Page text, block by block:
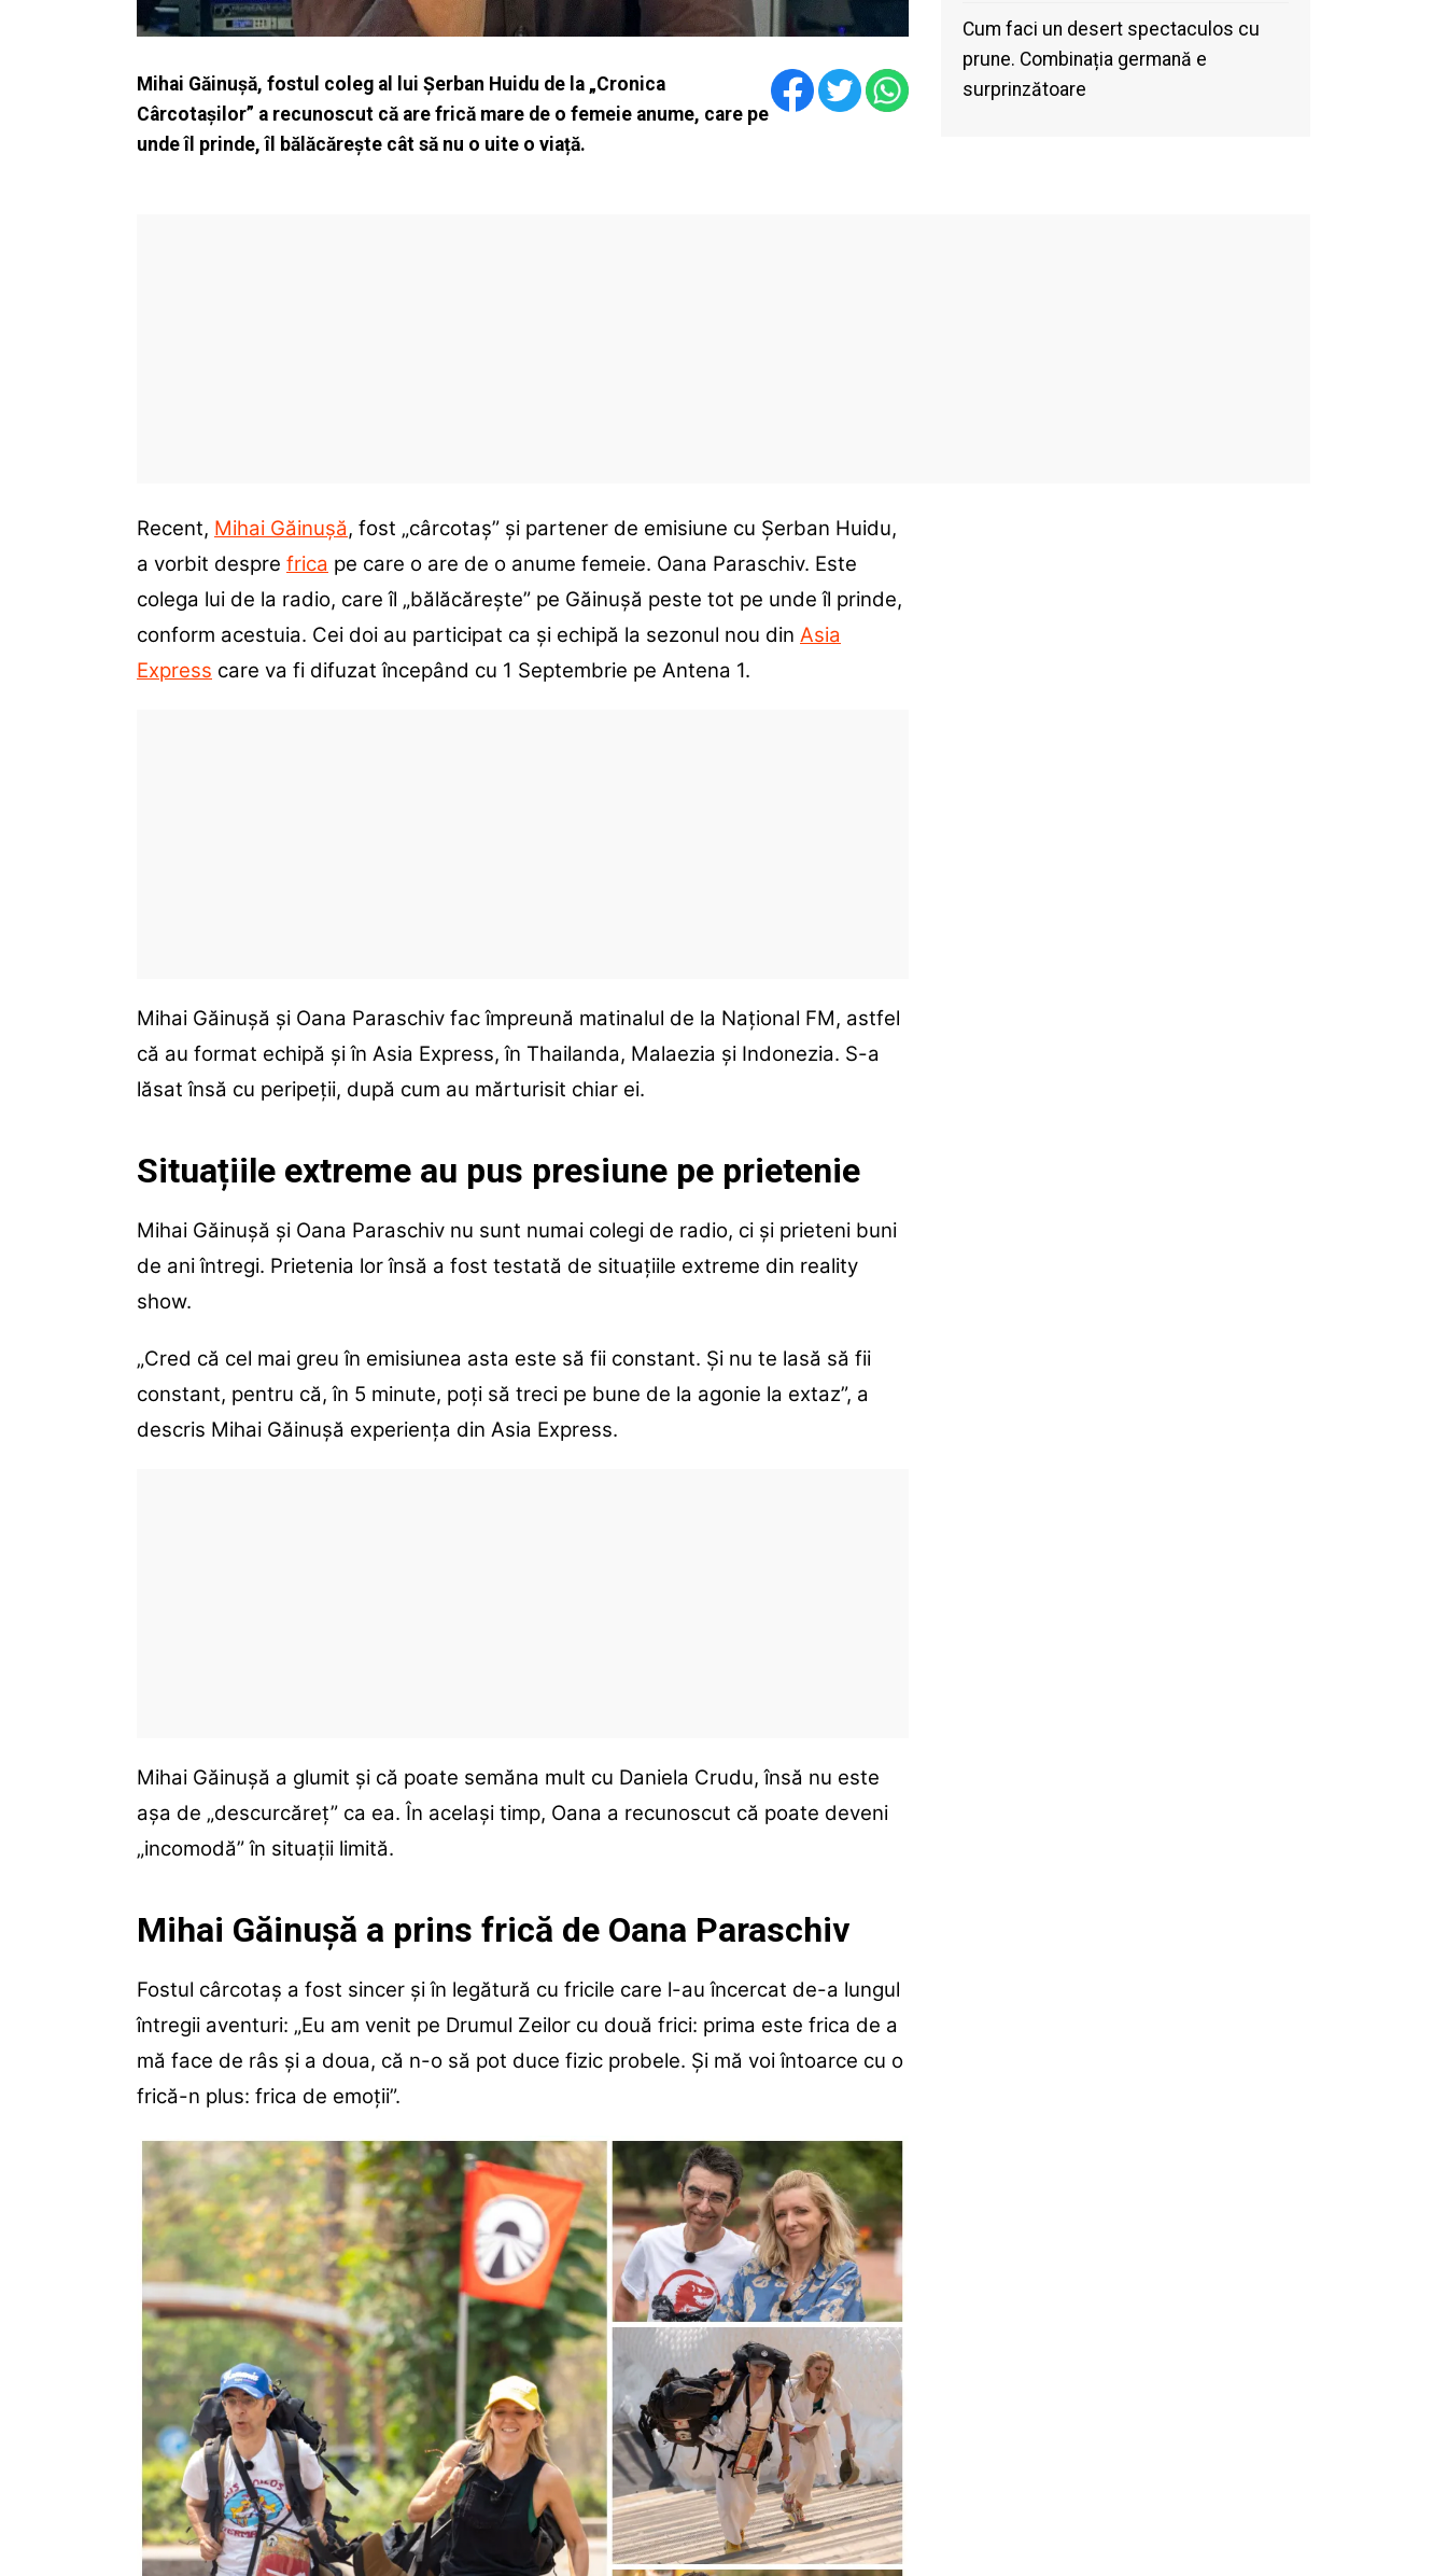
Mihai Găinușă, fostul coleg al lui Șerban Huidu de la „Cronica
Cârcotașilor” a recunoscut că are frică mare de o femeie anume, care pe
unde îl prinde, îl bălăcărește cât să nu o uite o viață.
Cum faci un desert spectaculos cu
prune. Combinația germană e
surprinzătoare
Recent, Mihai Găinușă, fost „cârcotaș” și partener de emisiune cu Șerban Huidu,
a vorbit despre frica pe care o are de o anume femeie. Oana Paraschiv. Este
colega lui de la radio, care îl „bălăcărește” pe Găinușă peste tot pe unde îl prinde,
conform acestuia. Cei doi au participat ca și echipă la sezonul nou din Asia
Express care va fi difuzat începând cu 1 Septembrie pe Antena 1.
Mihai Găinușă și Oana Paraschiv fac împreună matinalul de la Național FM, astfel
că au format echipă și în Asia Express, în Thailanda, Malaezia și Indonezia. S-a
lăsat însă cu peripeții, după cum au mărturisit chiar ei.
Situațiile extreme au pus presiune pe prietenie
Mihai Găinușă și Oana Paraschiv nu sunt numai colegi de radio, ci și prieteni buni
de ani întregi. Prietenia lor însă a fost testată de situațiile extreme din reality
show.
„Cred că cel mai greu în emisiunea asta este să fii constant. Și nu te lasă să fii
constant, pentru că, în 5 minute, poți să treci pe bune de la agonie la extaz”, a
descris Mihai Găinușă experiența din Asia Express.
Mihai Găinușă a glumit și că poate semăna mult cu Daniela Crudu, însă nu este
așa de „descurcăreț” ca ea. În același timp, Oana a recunoscut că poate deveni
„incomodă” în situații limită.
Mihai Găinușă a prins frică de Oana Paraschiv
Fostul cârcotaș a fost sincer și în legătură cu fricile care l-au încercat de-a lungul
întregii aventuri: „Eu am venit pe Drumul Zeilor cu două frici: prima este frica de a
mă face de râs și a doua, că n-o să pot duce fizic probele. Și mă voi întoarce cu o
frică-n plus: frica de emoții”.